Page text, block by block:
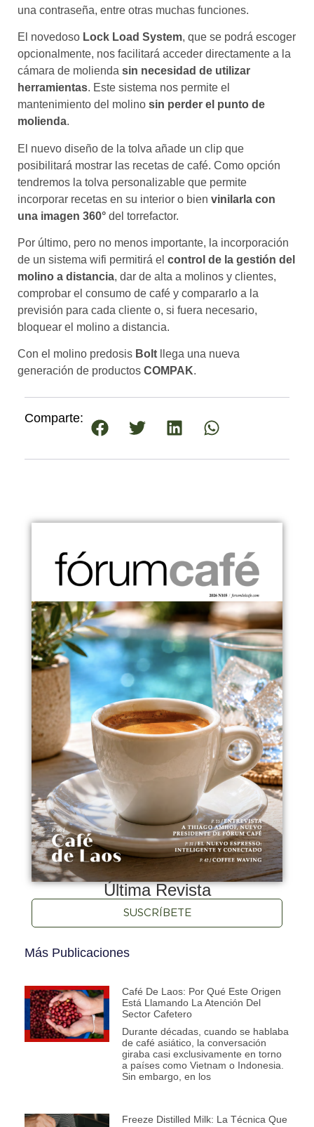
una contraseña, entre otras muchas funciones.
El novedoso Lock Load System, que se podrá escoger
opcionalmente, nos facilitará acceder directamente a la
cámara de molienda sin necesidad de utilizar
herramientas. Este sistema nos permite el
mantenimiento del molino sin perder el punto de
molienda.
El nuevo diseño de la tolva añade un clip que
posibilitará mostrar las recetas de café. Como opción
tendremos la tolva personalizable que permite
incorporar recetas en su interior o bien vinilarla con
una imagen 360° del torrefactor.
Por último, pero no menos importante, la incorporación
de un sistema wifi permitirá el control de la gestión del
molino a distancia, dar de alta a molinos y clientes,
comprobar el consumo de café y compararlo a la
previsión para cada cliente o, si fuera necesario,
bloquear el molino a distancia.
Con el molino predosis Bolt llega una nueva
generación de productos COMPAK.
Comparte:
Última Revista
SUSCRÍBETE
Más Publicaciones
Café De Laos: Por Qué Este Origen
Está Llamando La Atención Del
Sector Cafetero
Durante décadas, cuando se hablaba
de café asiático, la conversación
giraba casi exclusivamente en torno
a países como Vietnam o Indonesia.
Sin embargo, en los
Freeze Distilled Milk: La Técnica Que